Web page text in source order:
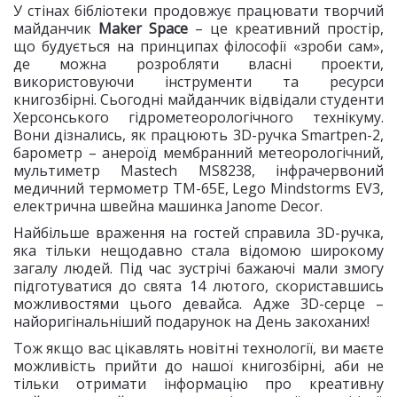
У стінах бібліотеки продовжує працювати творчий
майданчик Maker Space – це креативний простір,
що будується на принципах філософії «зроби сам»,
де можна розробляти власні проекти,
використовуючи інструменти та ресурси
книгозбірні. Сьогодні майданчик відвідали студенти
Херсонського гідрометеорологічного технікуму.
Вони дізнались, як працюють 3D-ручка Smartpen-2,
барометр – анероїд мембранний метеорологічний,
мультиметр Mastech MS8238, інфрачервоний
медичний термометр TM-65Е, Lego Mindstorms EV3,
електрична швейна машинка Janome Decor.
Найбільше враження на гостей справила 3D-ручка,
яка тільки нещодавно стала відомою широкому
загалу людей. Під час зустрічі бажаючі мали змогу
підготуватися до свята 14 лютого, скориставшись
можливостями цього девайса. Адже 3D-серце –
найоригінальніший подарунок на День закоханих!
Тож якщо вас цікавлять новітні технології, ви маєте
можливість прийти до нашої книгозбірні, аби не
тільки отримати інформацію про креативну